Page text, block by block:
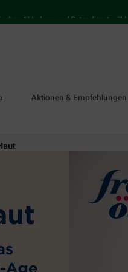
und Botendienst wählen
Aktionen & Empfehlungen